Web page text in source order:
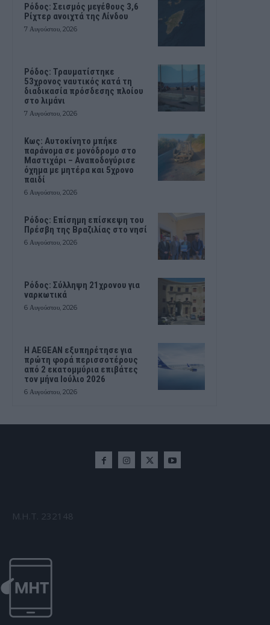
Ρόδος: Σεισμός μεγέθους 3,6
Ρίχτερ ανοιχτά της Λίνδου
7 Αυγούστου, 2026
Ρόδος: Τραυματίστηκε
53χρονος ναυτικός κατά τη
διαδικασία πρόσδεσης πλοίου
στο λιμάνι
7 Αυγούστου, 2026
Kως: Αυτοκίνητο μπήκε
παράνομα σε μονόδρομο στο
Μαστιχάρι – Αναποδογύρισε
όχημα με μητέρα και 5χρονο
παιδί
6 Αυγούστου, 2026
Ρόδος: Επίσημη επίσκεψη του
Πρέσβη της Βραζιλίας στο νησί
6 Αυγούστου, 2026
Ρόδος: Σύλληψη 21χρονου για
ναρκωτικά
6 Αυγούστου, 2026
Η AEGEAN εξυπηρέτησε για
πρώτη φορά περισσοτέρους
από 2 εκατομμύρια επιβάτες
τον μήνα Ιούλιο 2026
6 Αυγούστου, 2026
Μ.Η.Τ. 232148